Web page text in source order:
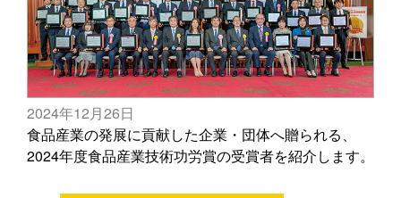
2024年12月26日
食品産業の発展に貢献した企業・団体へ贈られる、
2024年度食品産業技術功労賞の受賞者を紹介します。